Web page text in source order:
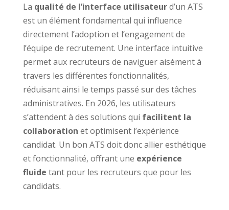
La qualité de l’interface utilisateurd’un ATS
est un élément fondamental qui influence
directement l’adoption et l’engagement de
l’équipe de recrutement. Une interface intuitive
permet aux recruteurs de naviguer aisément à
travers les différentes fonctionnalités,
réduisant ainsi le temps passé sur des tâches
administratives. En 2026, les utilisateurs
s’attendent à des solutions qui facilitent la
collaboration et optimisent l’expérience
candidat. Un bon ATS doit donc allier esthétique
et fonctionnalité, offrant une expérience
fluide tant pour les recruteurs que pour les
candidats.